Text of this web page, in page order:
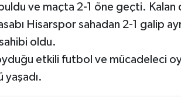
ve maçta 2-1 öne geçti. Kalan
Hisarspor sahadan 2-1 galip
oldu.
etkili futbol ve mücadeleci
yaşadı.